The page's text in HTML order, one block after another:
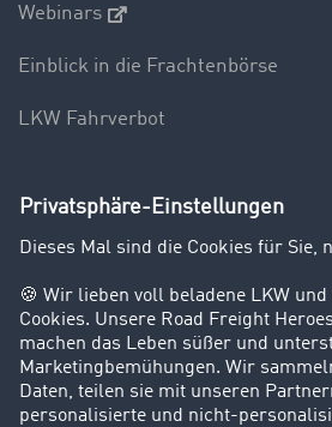
Webinars
Einblick in die Frachtenbörse
LKW Fahrverbot
Unternehmen
Kunden werben Kunden
Success Stories
Karriere